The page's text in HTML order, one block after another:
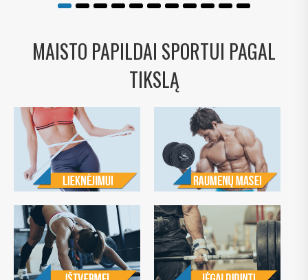
MAISTO PAPILDAI SPORTUI PAGAL
TIKSLĄ